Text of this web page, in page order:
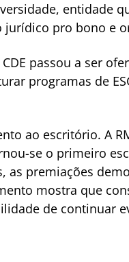
entidade
jurídico pro bono e
passou a ser
programas de
ao escritório. A
se o primeiro
as premiações
mostra que
de continuar